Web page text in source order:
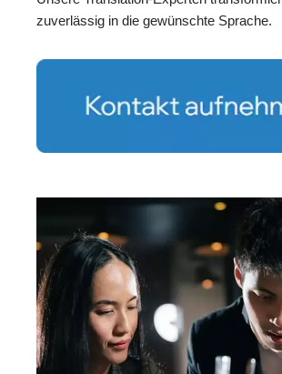
zuverlässig in die gewünschte Sprache.